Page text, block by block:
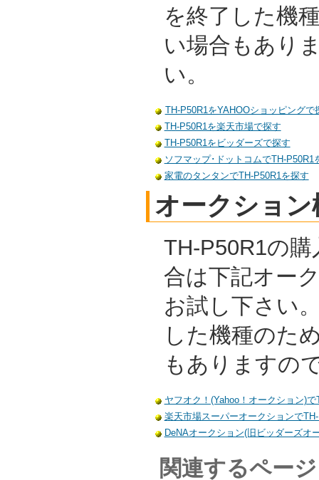
を終了した機
い場合もあり
い。
TH-P50R1をYAHOOショッピングで
TH-P50R1を楽天市場で探す
TH-P50R1をビッダーズで探す
ソフマップ･ドットコムでTH-P50R1
家電のタンタンでTH-P50R1を探す
オークション
TH-P50R1の
合は下記オー
お試し下さい
した機種のた
もありますの
ヤフオク！(Yahoo！オークション)
楽天市場スーパーオークションで
DeNAオークション(旧ビッダーズオ
関連するページ